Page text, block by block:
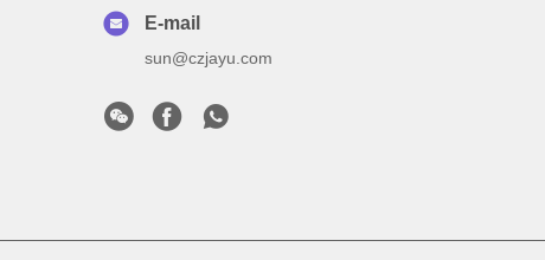
E-mail
sun@czjayu.com